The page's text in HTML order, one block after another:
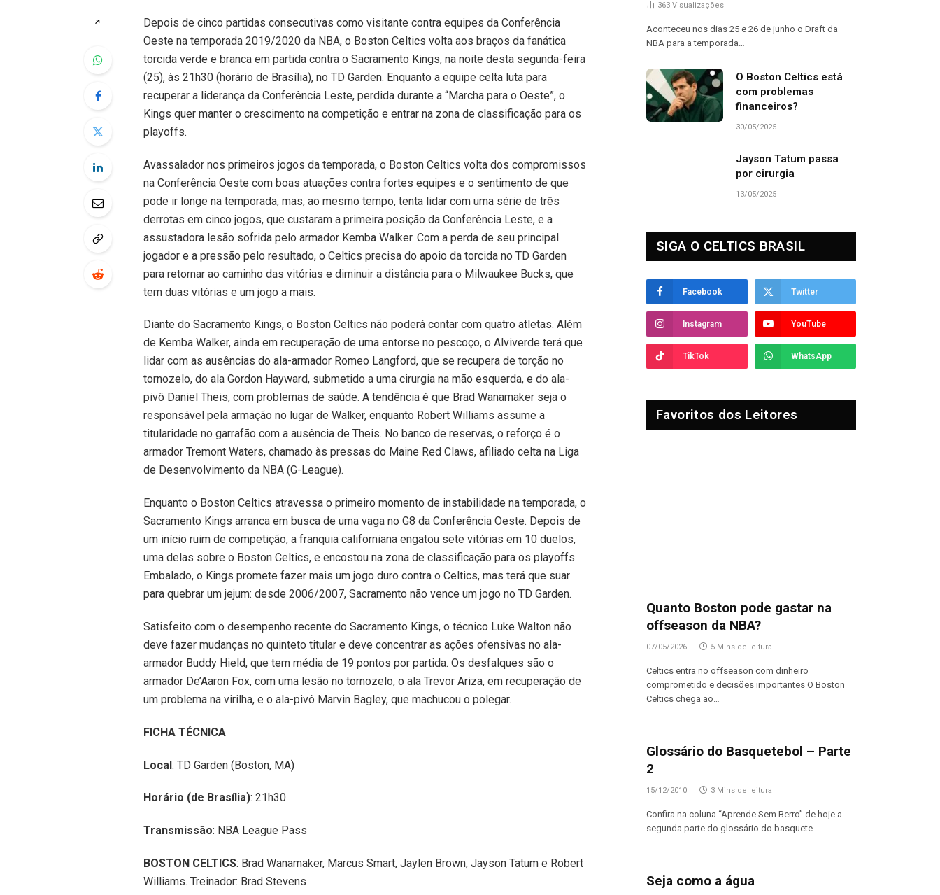
↗
Depois de cinco partidas consecutivas como visitante contra equipes da Conferência
Oeste na temporada 2019/2020 da NBA, o Boston Celtics volta aos braços da fanática
torcida verde e branca em partida contra o Sacramento Kings, na noite desta segunda-feira
(25), às 21h30 (horário de Brasília), no TD Garden. Enquanto a equipe celta luta para
recuperar a liderança da Conferência Leste, perdida durante a “Marcha para o Oeste”, o
Kings quer manter o crescimento na competição e entrar na zona de classificação para os
playoffs.
Avassalador nos primeiros jogos da temporada, o Boston Celtics volta dos compromissos
na Conferência Oeste com boas atuações contra fortes equipes e o sentimento de que
pode ir longe na temporada, mas, ao mesmo tempo, tenta lidar com uma série de três
derrotas em cinco jogos, que custaram a primeira posição da Conferência Leste, e a
assustadora lesão sofrida pelo armador Kemba Walker. Com a perda de seu principal
jogador e a pressão pelo resultado, o Celtics precisa do apoio da torcida no TD Garden
para retornar ao caminho das vitórias e diminuir a distância para o Milwaukee Bucks, que
tem duas vitórias e um jogo a mais.
Diante do Sacramento Kings, o Boston Celtics não poderá contar com quatro atletas. Além
de Kemba Walker, ainda em recuperação de uma entorse no pescoço, o Alviverde terá que
lidar com as ausências do ala-armador Romeo Langford, que se recupera de torção no
tornozelo, do ala Gordon Hayward, submetido a uma cirurgia na mão esquerda, e do ala-
pivô Daniel Theis, com problemas de saúde. A tendência é que Brad Wanamaker seja o
responsável pela armação no lugar de Walker, enquanto Robert Williams assume a
titularidade no garrafão com a ausência de Theis. No banco de reservas, o reforço é o
armador Tremont Waters, chamado às pressas do Maine Red Claws, afiliado celta na Liga
de Desenvolvimento da NBA (G-League).
Enquanto o Boston Celtics atravessa o primeiro momento de instabilidade na temporada, o
Sacramento Kings arranca em busca de uma vaga no G8 da Conferência Oeste. Depois de
um início ruim de competição, a franquia californiana engatou sete vitórias em 10 duelos,
uma delas sobre o Boston Celtics, e encostou na zona de classificação para os playoffs.
Embalado, o Kings promete fazer mais um jogo duro contra o Celtics, mas terá que suar
para quebrar um jejum: desde 2006/2007, Sacramento não vence um jogo no TD Garden.
Satisfeito com o desempenho recente do Sacramento Kings, o técnico Luke Walton não
deve fazer mudanças no quinteto titular e deve concentrar as ações ofensivas no ala-
armador Buddy Hield, que tem média de 19 pontos por partida. Os desfalques são o
armador De’Aaron Fox, com uma lesão no tornozelo, o ala Trevor Ariza, em recuperação de
um problema na virilha, e o ala-pivô Marvin Bagley, que machucou o polegar.
FICHA TÉCNICA
Local: TD Garden (Boston, MA)
Horário (de Brasília): 21h30
Transmissão: NBA League Pass
BOSTON CELTICS: Brad Wanamaker, Marcus Smart, Jaylen Brown, Jayson Tatum e Robert
Williams. Treinador: Brad Stevens
363 Visualizações
Aconteceu nos dias 25 e 26 de junho o Draft da
NBA para a temporada…
O Boston Celtics está
com problemas
financeiros?
30/05/2025
Jayson Tatum passa
por cirurgia
13/05/2025
SIGA O CELTICS BRASIL
Facebook Twitter
Instagram YouTube
TikTok WhatsApp
Favoritos dos Leitores
Quanto Boston pode gastar na
offseason da NBA?
07/05/2026 5 Mins de leitura
Celtics entra no offseason com dinheiro
comprometido e decisões importantes O Boston
Celtics chega ao…
Glossário do Basquetebol – Parte
2
15/12/2010 3 Mins de leitura
Confira na coluna “Aprende Sem Berro” de hoje a
segunda parte do glossário do basquete.
Seja como a água